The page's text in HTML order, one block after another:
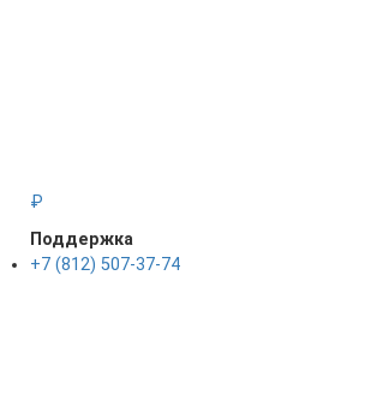
₽
Поддержка
+7 (812) 507-37-74